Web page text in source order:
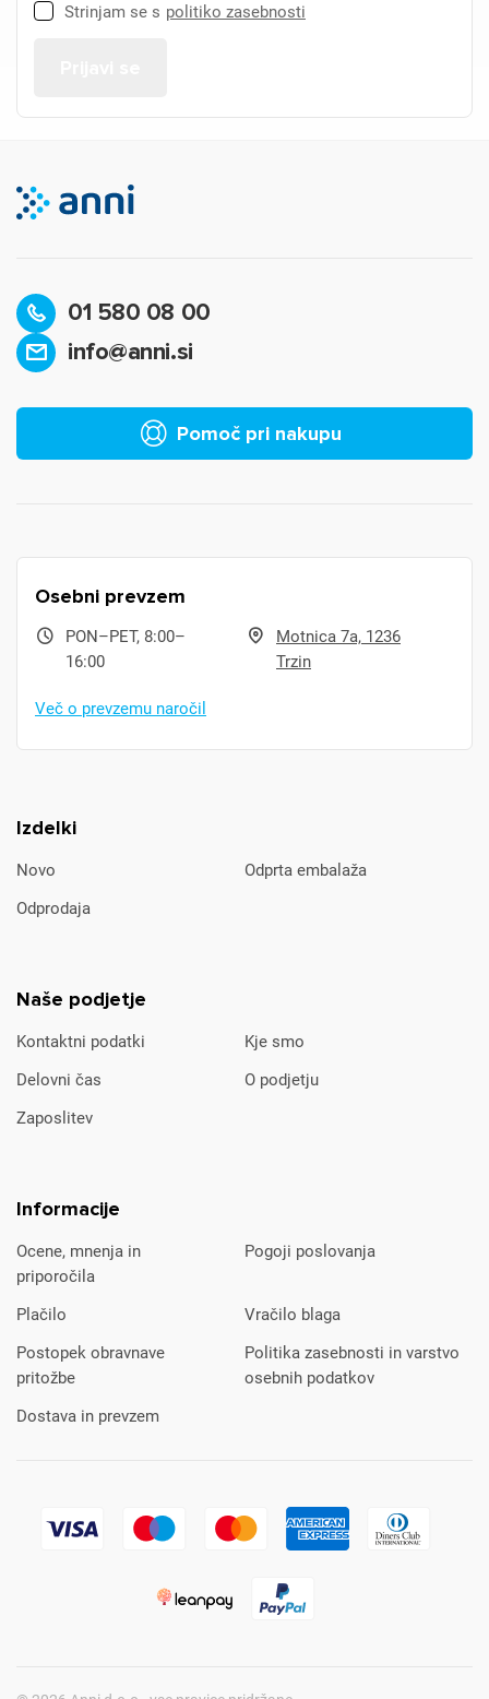
Strinjam se s politiko zasebnosti
01 580 08 00
info@anni.si
Pomoč pri nakupu
Izdelki
Novo
Odprta embalaža
Odprodaja
Naše podjetje
Kontaktni podatki
Kje smo
Delovni čas
O podjetju
Zaposlitev
Informacije
Ocene, mnenja in
priporočila
Pogoji poslovanja
Plačilo
Vračilo blaga
Postopek obravnave
pritožbe
Politika zasebnosti in varstvo
osebnih podatkov
Dostava in prevzem
Osebni prevzem
PON–PET, 8:00–
16:00
Motnica 7a, 1236
Trzin
Več o prevzemu naročil